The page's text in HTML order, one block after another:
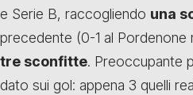
e Serie B, raccogliendo una
precedente (0-1 al Pordenone
tre sconfitte. Preoccupante
dato sui gol: appena 3 quelli